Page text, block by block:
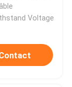
Voltage